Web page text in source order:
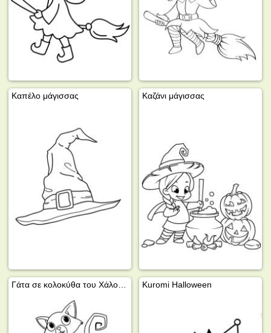
Καπέλο μάγισσας Καζάνι μάγισσας
Kuromi Halloween